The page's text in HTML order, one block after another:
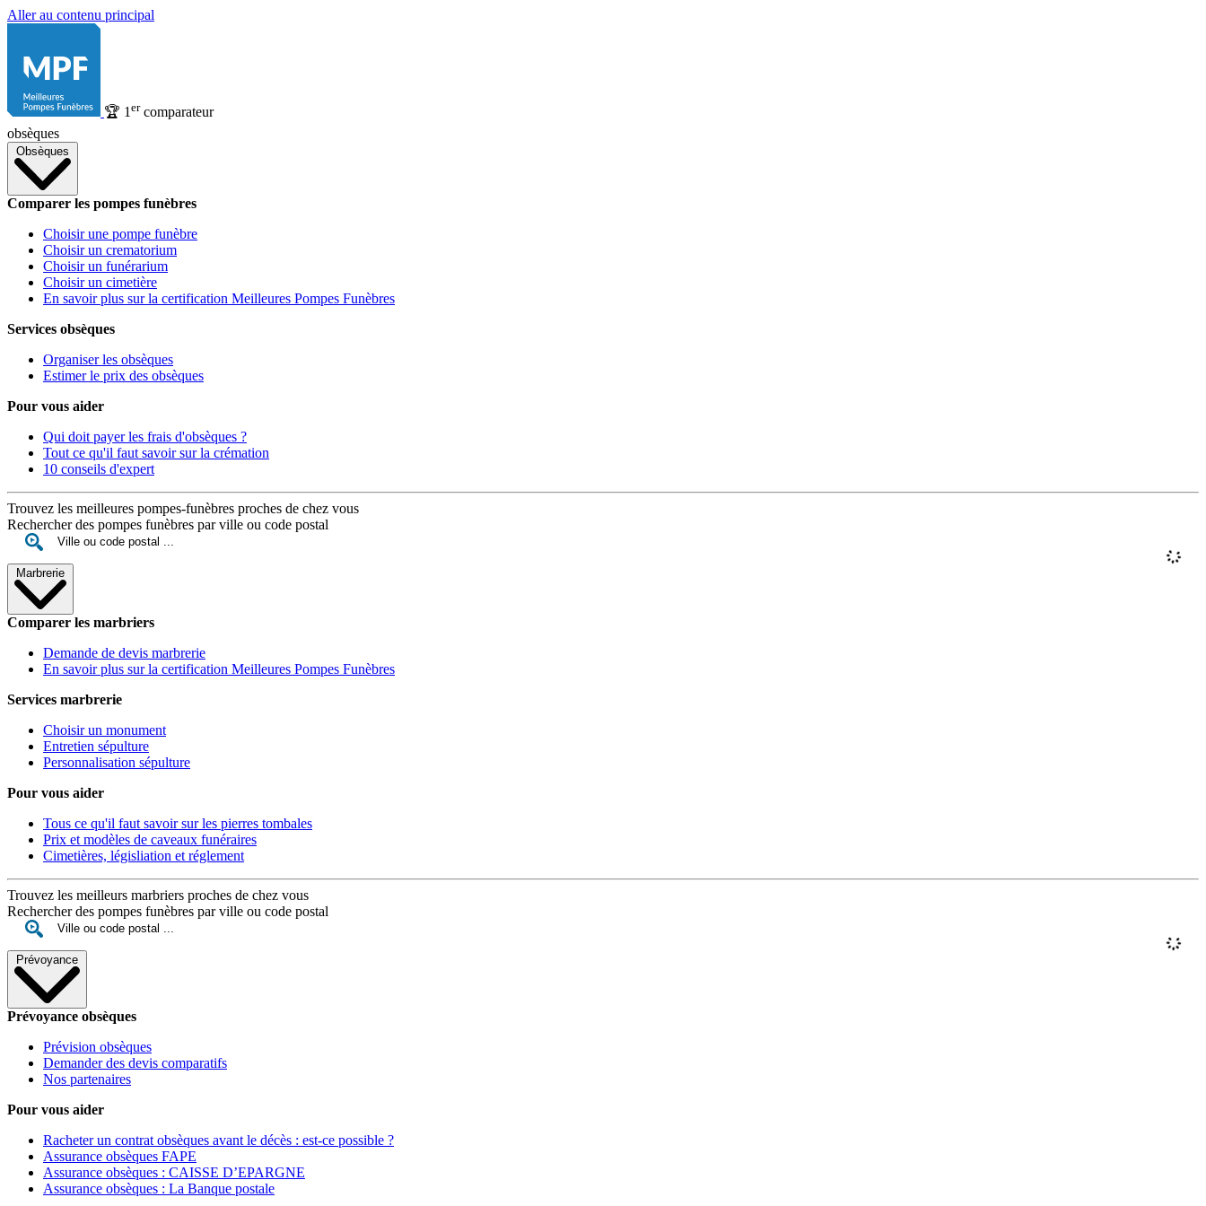
Aller au contenu principal
🏆 1 ercomparateur
obsèques
Obsèques
Comparer les pompes funèbres
Choisir une pompe funèbre
Choisir un crematorium
Choisir un funérarium
Choisir un cimetière
En savoir plus sur la certification Meilleures Pompes Funèbres
Services obsèques
Organiser les obsèques
Estimer le prix des obsèques
Pour vous aider
Qui doit payer les frais d'obsèques ?
Tout ce qu'il faut savoir sur la crémation
10 conseils d'expert
Trouvez les meilleures pompes-funèbres proches de chez vous
Rechercher des pompes funèbres par ville ou code postal
Marbrerie
Comparer les marbriers
Demande de devis marbrerie
En savoir plus sur la certification Meilleures Pompes Funèbres
Services marbrerie
Choisir un monument
Entretien sépulture
Personnalisation sépulture
Pour vous aider
Tous ce qu'il faut savoir sur les pierres tombales
Prix et modèles de caveaux funéraires
Cimetières, législiation et réglement
Trouvez les meilleurs marbriers proches de chez vous
Rechercher des pompes funèbres par ville ou code postal
Prévoyance
Prévoyance obsèques
Prévision obsèques
Demander des devis comparatifs
Nos partenaires
Pour vous aider
Racheter un contrat obsèques avant le décès : est-ce possible ?
Assurance obsèques FAPE
Assurance obsèques : CAISSE D’EPARGNE
Assurance obsèques : La Banque postale